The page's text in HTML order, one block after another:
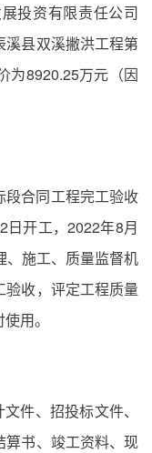
投资有限责任公司
溪县双溪撇洪工程第
为8920.25万元（因
段合同工程完工验收
日开工，2022年8月
、施工、质量监督机
收，评定工程质量
用。
件、招投标文件、
算书、竣工资料、现